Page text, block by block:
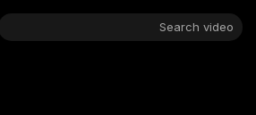
Search video